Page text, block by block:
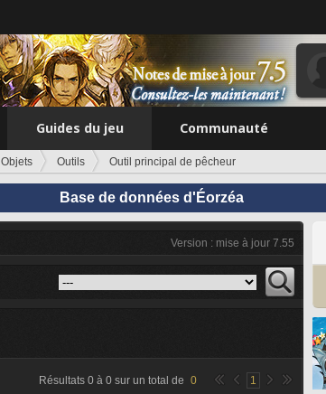
Guides du jeu Communauté
Objets Outils Outil principal de pêcheur
Base de données d'Éorzéa
Version : mise à jour 7.55
Résultats 0 à 0 sur un total de 0 1